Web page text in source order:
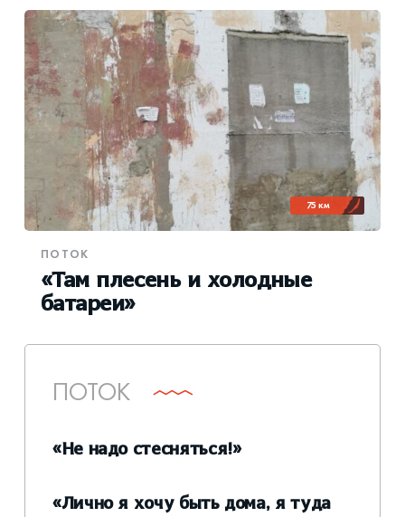
75 км
ПОТОК
«Там плесень и холодные
батареи»
ПОТОК
«Не надо стесняться!»
«Лично я хочу быть дома, я туда